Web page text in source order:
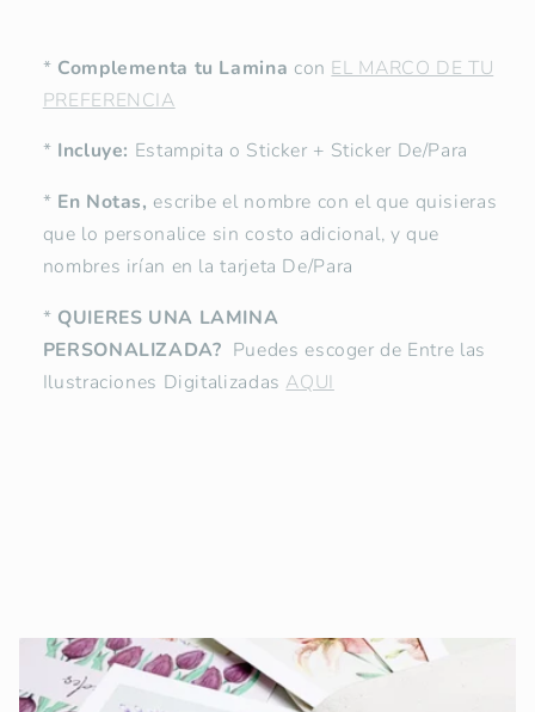
* Complementa tu Lamina con EL MARCO DE TU
PREFERENCIA
* Incluye: Estampita o Sticker + Sticker De/Para
* En Notas, escribe el nombre con el que quisieras
que lo personalice sin costo adicional, y que
nombres irían en la tarjeta De/Para
* QUIERES UNA LAMINA
PERSONALIZADA? Puedes escoger de Entre las
Ilustraciones Digitalizadas AQUI